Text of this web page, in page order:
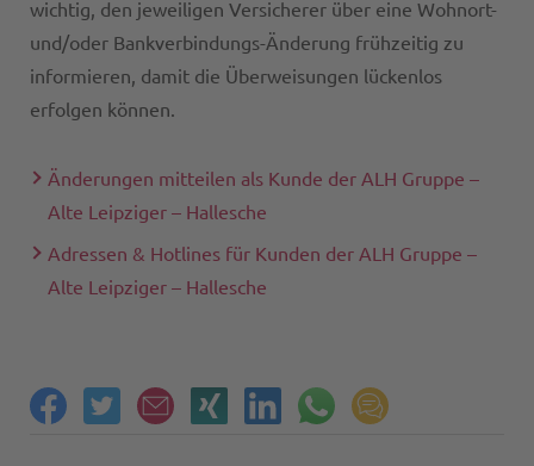
wichtig, den jeweiligen Versicherer über eine Wohnort-
und/oder Bankverbindungs-Änderung frühzeitig zu
informieren, damit die Überweisungen lückenlos
erfolgen können.
Änderungen mitteilen als Kunde der ALH Gruppe –
Alte Leipziger – Hallesche
Adressen & Hotlines für Kunden der ALH Gruppe –
Alte Leipziger – Hallesche